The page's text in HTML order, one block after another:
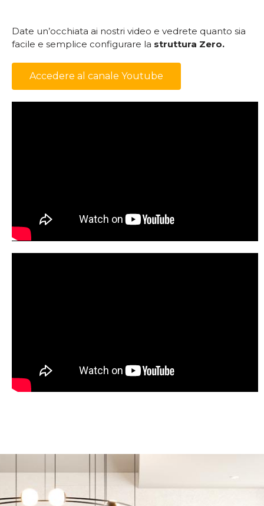
Date un’occhiata ai nostri video e vedrete quanto sia
facile e semplice configurare la struttura Zero.
Accedere al canale Youtube